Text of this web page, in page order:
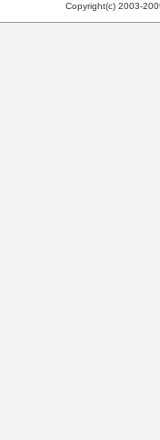
Copyright(c) 2003-